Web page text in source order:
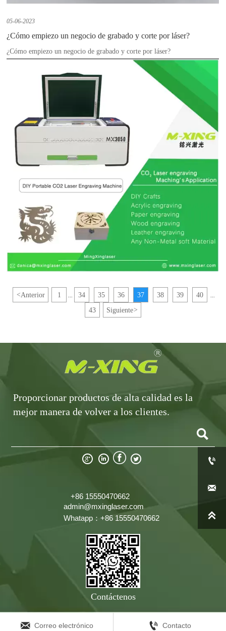
05-06-2023
¿Cómo empiezo un negocio de grabado y corte por láser?
¿Cómo empiezo un negocio de grabado y corte por láser?
<Anterior 1 34 35 36 37 38 39 40
43 Siguiente>
Proporcionar productos de alta calidad es la
mejor manera de volver a los clientes.

   
+86 15550470662
admin@mxinglaser.com
Whatapp：+86 15550470662
Contáctenos
 Correo electrónico  Contacto


